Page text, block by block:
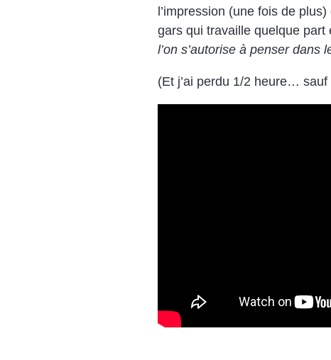
l’impression (une fois de
gars qui travaille quelque
l’on s’autorise à penser
(Et j’ai perdu 1/2 heure…